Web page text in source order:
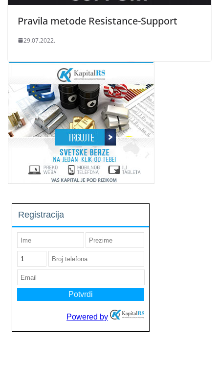
Pravila metode Resistance-Support
29.07.2022.